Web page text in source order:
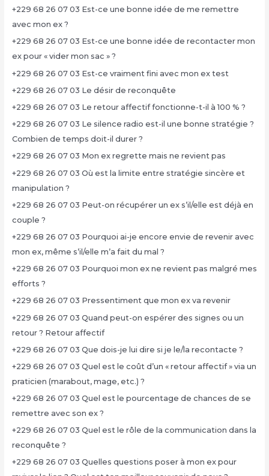
+229 68 26 07 03 Est-ce une bonne idée de me remettre
avec mon ex ?
+229 68 26 07 03 Est-ce une bonne idée de recontacter mon
ex pour « vider mon sac » ?
+229 68 26 07 03 Est-ce vraiment fini avec mon ex test
+229 68 26 07 03 Le désir de reconquête
+229 68 26 07 03 Le retour affectif fonctionne-t-il à 100 % ?
+229 68 26 07 03 Le silence radio est-il une bonne stratégie ?
Combien de temps doit-il durer ?
+229 68 26 07 03 Mon ex regrette mais ne revient pas
+229 68 26 07 03 Où est la limite entre stratégie sincère et
manipulation ?
+229 68 26 07 03 Peut-on récupérer un ex s’il/elle est déjà en
couple ?
+229 68 26 07 03 Pourquoi ai-je encore envie de revenir avec
mon ex, même s’il/elle m’a fait du mal ?
+229 68 26 07 03 Pourquoi mon ex ne revient pas malgré mes
efforts ?
+229 68 26 07 03 Pressentiment que mon ex va revenir
+229 68 26 07 03 Quand peut-on espérer des signes ou un
retour ? Retour affectif
+229 68 26 07 03 Que dois-je lui dire si je le/la recontacte ?
+229 68 26 07 03 Quel est le coût d’un « retour affectif » via un
praticien (marabout, mage, etc.) ?
+229 68 26 07 03 Quel est le pourcentage de chances de se
remettre avec son ex ?
+229 68 26 07 03 Quel est le rôle de la communication dans la
reconquête ?
+229 68 26 07 03 Quelles questions poser à mon ex pour